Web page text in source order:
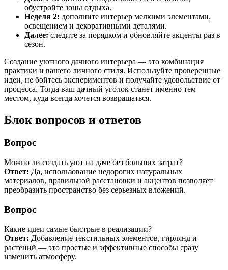
обустройте зоны отдыха.
Неделя 2: дополните интерьер мелкими элементами,
освещением и декоративными деталями.
Далее: следите за порядком и обновляйте акценты раз в
сезон.
Создание уютного дачного интерьера — это комбинация
практики и вашего личного стиля. Используйте проверенные
идеи, не бойтесь экспериментов и получайте удовольствие от
процесса. Тогда ваш дачный уголок станет именно тем
местом, куда всегда хочется возвращаться.
Блок вопросов и ответов
Вопрос
Можно ли создать уют на даче без больших затрат?
Ответ: Да, использование недорогих натуральных
материалов, правильной расстановки и акцентов позволяет
преобразить пространство без серьезных вложений.
Вопрос
Какие идеи самые быстрые в реализации?
Ответ: Добавление текстильных элементов, гирлянд и
растений — это простые и эффективные способы сразу
изменить атмосферу.